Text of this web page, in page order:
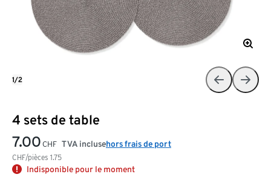
4 sets de table
7.00 CHF
CHF/pièces 1.75
TVA inclusehors frais de port
Indisponible pour le moment
1/2